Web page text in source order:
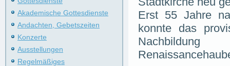
Akademische Gottesdienste
Andachten, Gebetszeiten
Konzerte
Ausstellungen
Regelmäßiges
Erst 55 Jahre
konnte das